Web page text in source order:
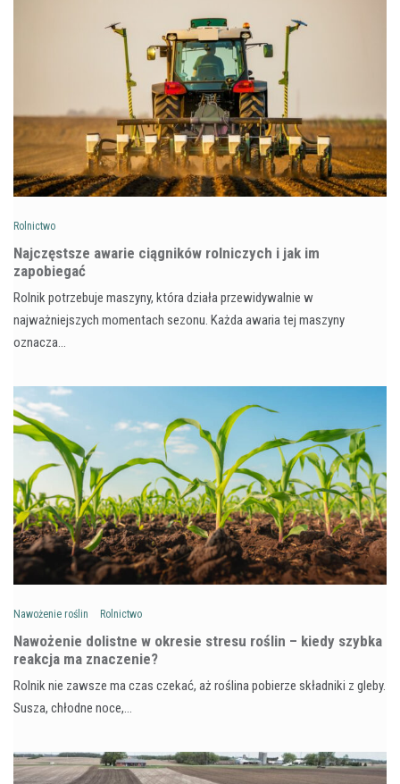
Rolnictwo
Najczęstsze awarie ciągników rolniczych i jak im
zapobiegać
Rolnik potrzebuje maszyny, która działa przewidywalnie w
najważniejszych momentach sezonu. Każda awaria tej maszyny
oznacza…
Nawożenie roślin Rolnictwo
Nawożenie dolistne w okresie stresu roślin – kiedy szybka
reakcja ma znaczenie?
Rolnik nie zawsze ma czas czekać, aż roślina pobierze składniki z gleby.
Susza, chłodne noce,…